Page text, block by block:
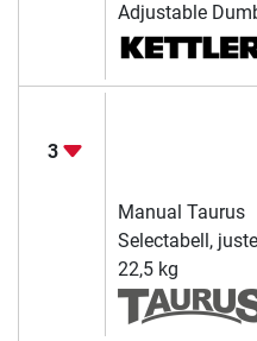
Adjustable
3
Manual Taurus
Selectabell,
22,5 kg